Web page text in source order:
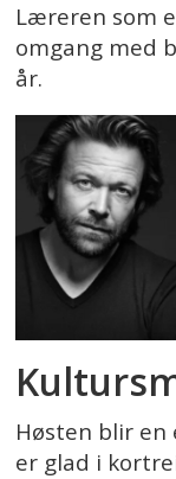
Læreren som
omgang med
år.
Høsten blir
er glad i